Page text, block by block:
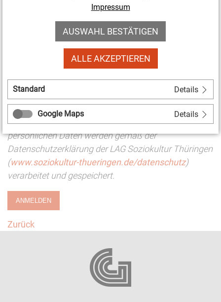
Anzahl Teilnehmer*innen*
* Pflichtfelder
DATENSCHUTZ: Die über dieses Formular erhobenen
persönlichen Daten werden gemäß der
Datenschutzerklärung der LAG Soziokultur Thüringen
(www.soziokultur-thueringen.de/datenschutz)
verarbeitet und gespeichert.
ANMELDEN
Zurück
Impressum
AUSWAHL BESTÄTIGEN
ALLE AKZEPTIEREN
Standard Details
Google Maps Details